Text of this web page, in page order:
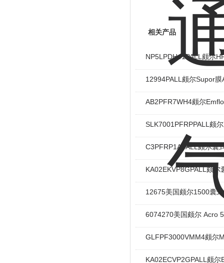
相关产品
NP5LPDH41PALL颇尔
12994PALL颇尔Supor
AB2PFR7WH4颇尔
SLK7001PFRPPALL颇
C3PFRP1APALL颇尔囊
KA02EKVP8GPALL颇尔
12675美国颇尔1500囊
6074270美国颇尔 Acro
GLFPF3000VMM4颇尔
KA02ECVP2GPALL颇尔